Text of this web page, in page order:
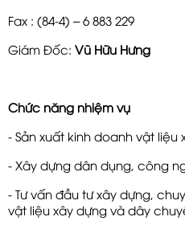
Fax : (84-4) – 6 883 229
Giám Đốc: Vũ Hữu Hưng
Chức năng nhiệm vụ
- Sản xuất kinh doanh vật liệu
- Xây dựng dân dụng, công
- Tư vấn đầu tư xây dựng,
vật liệu xây dựng và dây